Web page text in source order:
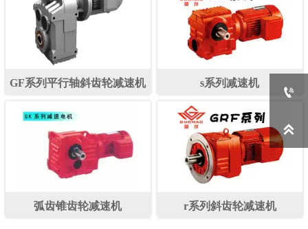
GF系列平行轴斜齿轮减速机 s系列减速机
弧齿锥齿轮减速机 r系列斜齿轮减速机

